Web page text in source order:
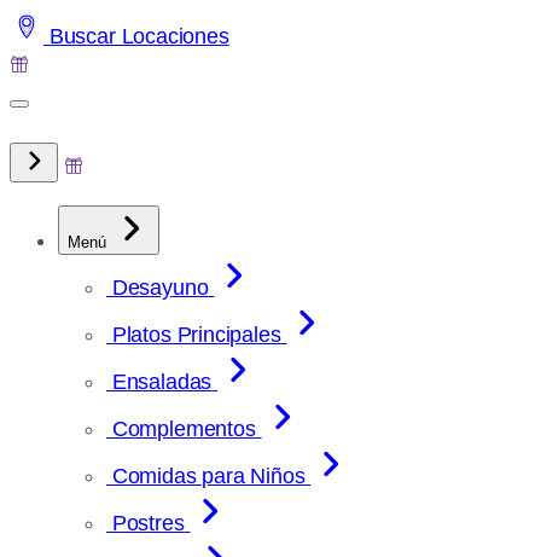
Saltar
al
Buscar Locaciones
Menú
Desayuno
Platos Principales
Ensaladas
Complementos
Comidas para Niños
Postres